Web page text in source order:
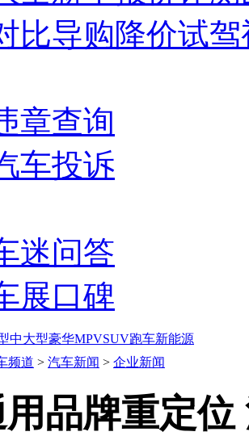
比导购降价试驾
章查询
车投诉
迷问答
展口碑
中大型豪华MPVSUV跑车新能源
频道 > 汽车新闻 > 企业新闻
品牌重定